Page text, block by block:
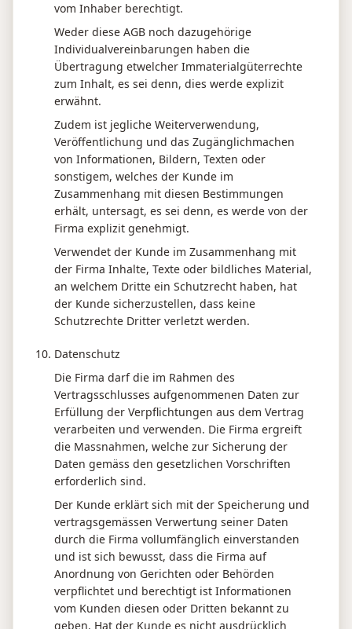
vom Inhaber berechtigt.
Weder diese AGB noch dazugehörige
Individualvereinbarungen haben die
Übertragung etwelcher Immaterialgüterrechte
zum Inhalt, es sei denn, dies werde explizit
erwähnt.
Zudem ist jegliche Weiterverwendung,
Veröffentlichung und das Zugänglichmachen
von Informationen, Bildern, Texten oder
sonstigem, welches der Kunde im
Zusammenhang mit diesen Bestimmungen
erhält, untersagt, es sei denn, es werde von der
Firma explizit genehmigt.
Verwendet der Kunde im Zusammenhang mit
der Firma Inhalte, Texte oder bildliches Material,
an welchem Dritte ein Schutzrecht haben, hat
der Kunde sicherzustellen, dass keine
Schutzrechte Dritter verletzt werden.
Datenschutz
Die Firma darf die im Rahmen des
Vertragsschlusses aufgenommenen Daten zur
Erfüllung der Verpflichtungen aus dem Vertrag
verarbeiten und verwenden. Die Firma ergreift
die Massnahmen, welche zur Sicherung der
Daten gemäss den gesetzlichen Vorschriften
erforderlich sind.
Der Kunde erklärt sich mit der Speicherung und
vertragsgemässen Verwertung seiner Daten
durch die Firma vollumfänglich einverstanden
und ist sich bewusst, dass die Firma auf
Anordnung von Gerichten oder Behörden
verpflichtet und berechtigt ist Informationen
vom Kunden diesen oder Dritten bekannt zu
geben. Hat der Kunde es nicht ausdrücklich